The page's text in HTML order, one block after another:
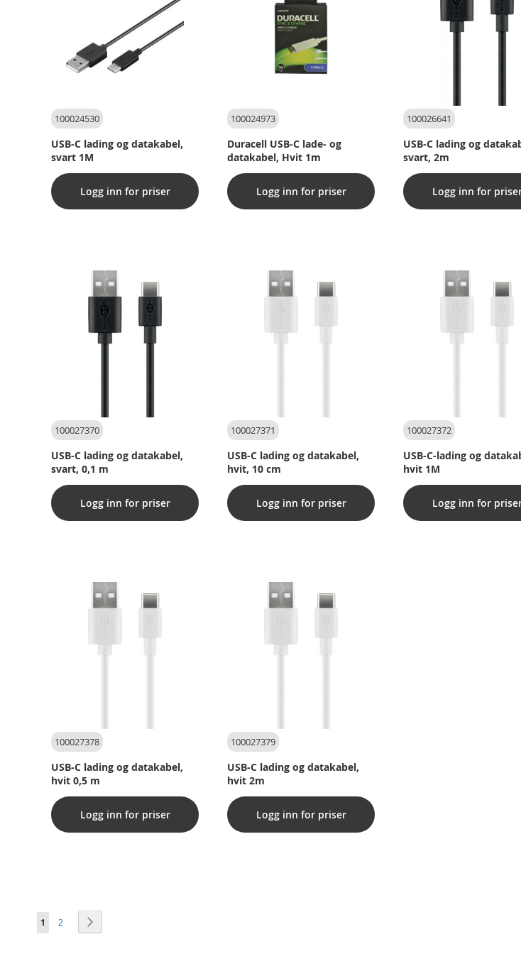
100024530
USB-C lading og datakabel,
svart 1M
Logg inn for priser
100024973
Duracell USB-C lade- og
datakabel, Hvit 1m
Logg inn for priser
100026641
USB-C lading og
svart, 2m
Logg inn for
100027370
USB-C lading og datakabel,
svart, 0,1 m
Logg inn for priser
100027371
USB-C lading og datakabel,
hvit, 10 cm
Logg inn for priser
100027372
USB-C-lading og
hvit 1M
Logg inn for
100027378
USB-C lading og datakabel,
hvit 0,5 m
Logg inn for priser
100027379
USB-C lading og datakabel,
hvit 2m
Logg inn for priser
Side
You're currently reading page
1 Side
2